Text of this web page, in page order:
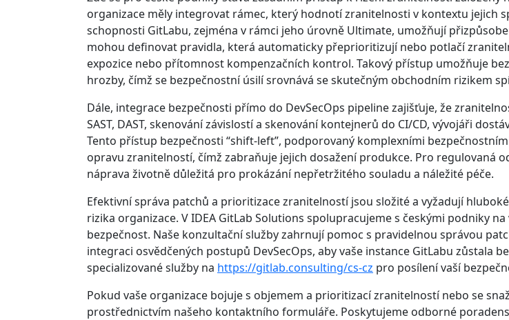
organizace měly integrovat rámec, který hodnotí zranitelnosti v kontextu jejich
schopnosti GitLabu, zejména v rámci jeho úrovně Ultimate, umožňují
mohou definovat pravidla, která automaticky přeprioritizují nebo potlačí
expozice nebo přítomnost kompenzačních kontrol. Takový přístup umožňuje
hrozby, čímž se bezpečnostní úsilí srovnává se skutečným obchodním rizikem
Dále, integrace bezpečnosti přímo do DevSecOps pipeline zajišťuje, že
SAST, DAST, skenování závislostí a skenování kontejnerů do CI/CD, vývojáři
Tento přístup bezpečnosti “shift-left”, podporovaný komplexními
opravu zranitelností, čímž zabraňuje jejich dosažení produkce. Pro regulovaná
náprava životně důležitá pro prokázání nepřetržitého souladu a náležité péče.
Efektivní správa patchů a prioritizace zranitelností jsou složité a vyžadují
rizika organizace. V IDEA GitLab Solutions spolupracujeme s českými podniky
bezpečnost. Naše konzultační služby zahrnují pomoc s pravidelnou správou
integraci osvědčených postupů DevSecOps, aby vaše instance GitLabu zůstala
specializované služby na https://gitlab.consulting/cs-cz pro posílení vaší
Pokud vaše organizace bojuje s objemem a prioritizací zranitelností nebo se
prostřednictvím našeho kontaktního formuláře. Poskytujeme odborné